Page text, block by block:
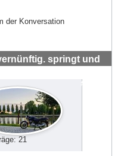
der Konversation
springt und
#72004
21